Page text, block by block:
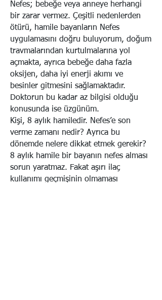
Nefes; bebeğe veya anneye herhangi
bir zarar vermez. Çeşitli nedenlerden
ötürü, hamile bayanların Nefes
uygulamasını doğru buluyorum, doğum
travmalarından kurtulmalarına yol
açmakta, ayrıca bebeğe daha fazla
oksijen, daha iyi enerji akımı ve
besinler gitmesini sağlamaktadır.
Doktorun bu kadar az bilgisi olduğu
konusunda ise üzgünüm.
Kişi, 8 aylık hamiledir. Nefes’e son
verme zamanı nedir? Ayrıca bu
dönemde nelere dikkat etmek gerekir?
8 aylık hamile bir bayanın nefes alması
sorun yaratmaz. Fakat aşırı ilaç
kullanımı geçmişinin olmaması